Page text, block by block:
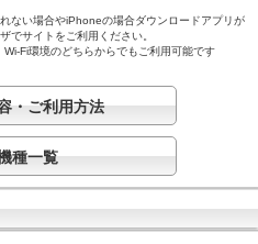
ない場合やiPhoneの場合ダウンロードアプリが
でサイトをご利用ください。
Fi環境のどちらからでもご利用可能です
・ご利用方法
種一覧